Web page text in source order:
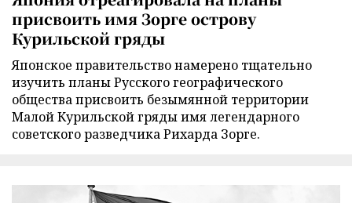
присвоить имя Зорге острову
Курильской гряды
Японское правительство намерено тщательно
изучить планы Русского географического
общества присвоить безымянной территории
Малой Курильской гряды имя легендарного
советского разведчика Рихарда Зорге.